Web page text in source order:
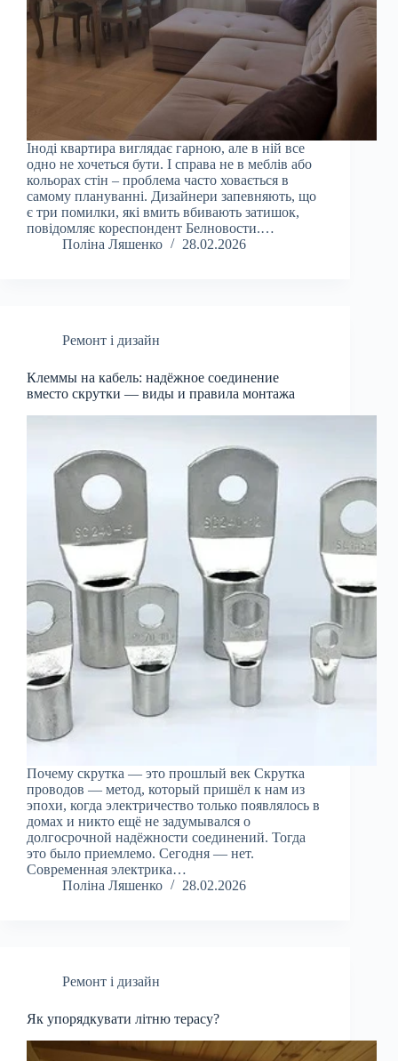
Іноді квартира виглядає гарною, але в ній все
одно не хочеться бути. І справа не в меблів або
кольорах стін – проблема часто ховається в
самому плануванні. Дизайнери запевняють, що
є три помилки, які вмить вбивають затишок,
повідомляє кореспондент Белновости.…
Поліна Ляшенко
28.02.2026
Ремонт і дизайн
Клеммы на кабель: надёжное соединение
вместо скрутки — виды и правила монтажа
Почему скрутка — это прошлый век Скрутка
проводов — метод, который пришёл к нам из
эпохи, когда электричество только появлялось в
домах и никто ещё не задумывался о
долгосрочной надёжности соединений. Тогда
это было приемлемо. Сегодня — нет.
Современная электрика…
Поліна Ляшенко
28.02.2026
Ремонт і дизайн
Як упорядкувати літню терасу?